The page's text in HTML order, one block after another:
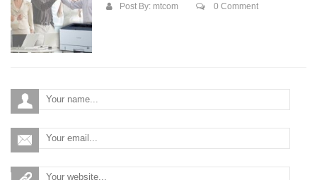
Post By: mtcom 0 Comment